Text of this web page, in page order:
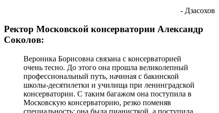
- Дзасохов
Ректор Московской консерватории Александр
Соколов:
Вероника Борисовна связана с консерваторией
очень тесно. До этого она прошла великолепный
профессиональный путь, начиная с бакинской
школы-десятилетки и училища при ленинградской
консерватории. С таким багажом она поступила в
Московскую консерваторию, резко поменяв